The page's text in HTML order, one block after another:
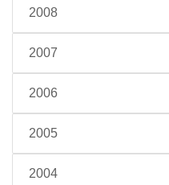
2008
2007
2006
2005
2004